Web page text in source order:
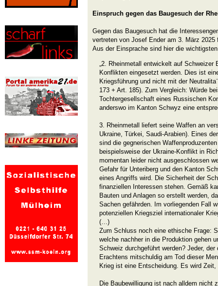
Einspruch gegen das Baugesuch der
Gegen das Baugesuch hat die
vertreten von Josef Ender am 3. März
Aus der Einsprache sind hier die
„2. Rheinmetall entwickelt auf
Konflikten eingesetzt werden. Dies ist
Kriegsführung und nicht mit der
173 + Art. 185). Zum Vergleich: Würde
Tochtergesellschaft eines Russischen
anderswo im Kanton Schwyz eine
3. Rheinmetall liefert seine Waffen an
Ukraine, Türkei, Saudi-Arabien). Eines
sind die gegnerischen
beispielsweise der Ukraine-Konflikt in
momentan leider nicht ausgeschlossen
Gefahr für Unteriberg und den Kanton
eines Angriffs wird. Die Sicherheit der
finanziellen Interessen stehen. Gemäß
Bauten und Anlagen so erstellt werden,
Sachen gefährden. Im vorliegenden Fall
potenziellen Kriegsziel internationaler
(…)
Zum Schluss noch eine ethische Frage:
welche nachher in die Produktion gehen
Schweiz durchgeführt werden? Jeder,
Erachtens mitschuldig am Tod dieser
Krieg ist eine Entscheidung. Es wird
Die Baubewilligung ist nach alldem nicht